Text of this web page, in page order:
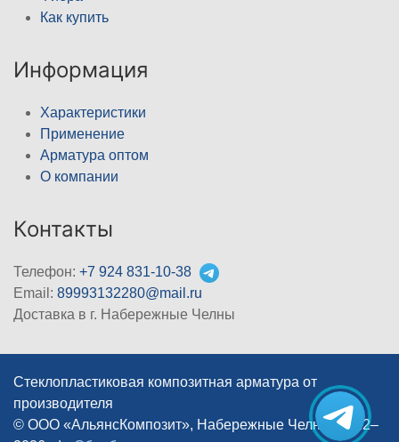
Как купить
Информация
Характеристики
Применение
Арматура оптом
О компании
Контакты
Телефон: +7 924 831-10-38
Email: 89993132280@mail.ru
Доставка в г. Набережные Челны
Стеклопластиковая композитная арматура от
производителя
© ООО «АльянсКомпозит», Набережные Челны, 2012–